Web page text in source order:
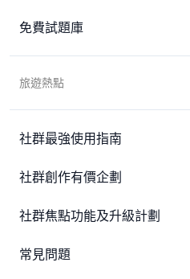
免費試題庫
旅遊熱點
社群最強使用指南
社群創作有價企劃
社群焦點功能及升級計劃
常見問題